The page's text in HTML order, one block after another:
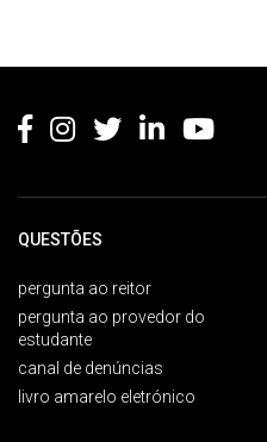
QUESTÕES
pergunta ao reitor
pergunta ao provedor do
estudante
canal de denúncias
livro amarelo eletrónico